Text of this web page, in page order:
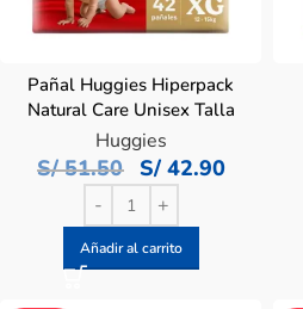
Pañal Huggies Hiperpack
Natural Care Unisex Talla
XG – Bolsa 42 UN
Huggies
S/51.50 S/42.90
Añadir al carrito